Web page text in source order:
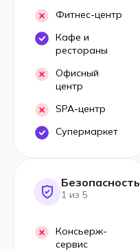
Фитнес-центр
Кафе и
рестораны
Офисный
центр
SPA-центр
Супермаркет
Безопасность
1 из 5
Консьерж-
сервис